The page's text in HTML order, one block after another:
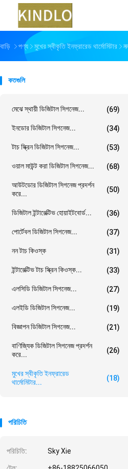
বাড়ি পণ্য মুখের স্বীকৃতি ইনফ্রারেড থার্মোমিটার
কতগুলি
মেঝে স্থায়ী ডিজিটাল সিগনেজ... (69)
ইনডোর ডিজিটাল সিগনেজ... (34)
টাচ স্ক্রিন ডিজিটাল সিগনেজ... (53)
ওয়াল মাউন্ট করা ডিজিটাল সিগনেজ... (68)
আউটডোর ডিজিটাল সিগনেজ প্রদর্শন
করে...
(50)
ডিজিটাল ইন্টারেক্টিভ হোয়াইটবোর্ড... (36)
পোর্টেবল ডিজিটাল সিগনেজ... (37)
নন টাচ কিওস্ক (31)
ইন্টারেক্টিভ টাচ স্ক্রিন কিওস্ক... (33)
এলসিডি ডিজিটাল সিগনেজ... (27)
এলইডি ডিজিটাল সিগনেজ... (19)
বিজ্ঞাপন ডিজিটাল সিগনেজ... (21)
বাণিজ্যিক ডিজিটাল সিগনেজ প্রদর্শন
করে...
(26)
মুখের স্বীকৃতি ইনফ্রারেড
থার্মোমিটার...
(18)
পরিচিতি
পরিচিতি: Sky Xie